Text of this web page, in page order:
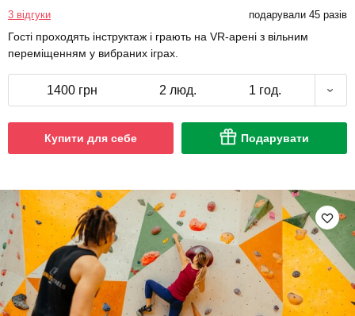
3 відгуки подарували 45 разів
Гості проходять інструктаж і грають на VR-арені з вільним
переміщенням у вибраних іграх.
1400 грн 2 люд. 1 год.
Купити для себе Подарувати